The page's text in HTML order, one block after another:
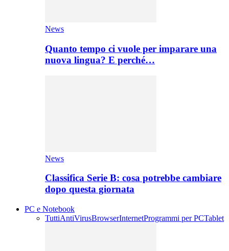
News
Quanto tempo ci vuole per imparare una
nuova lingua? E perché…
News
Classifica Serie B: cosa potrebbe cambiare
dopo questa giornata
PC e Notebook
TuttiAntiVirusBrowserInternetProgrammi per PCTablet